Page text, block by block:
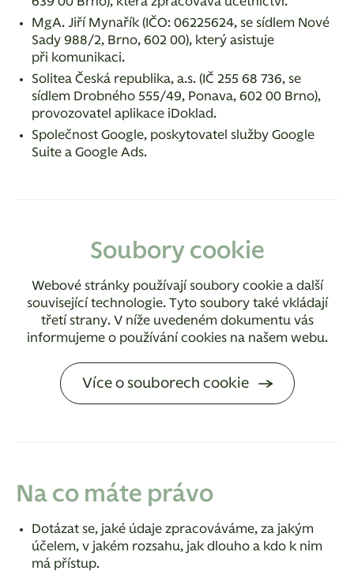
MgA. Jiří Mynařík (IČO: 06225624, se sídlem Nové
Sady 988/2, Brno, 602 00), který asistuje
při komunikaci.
Solitea Česká republika, a.s. (IČ 255 68 736, se
sídlem Drobného 555/49, Ponava, 602 00 Brno),
provozovatel aplikace iDoklad.
Společnost Google, poskytovatel služby Google
Suite a Google Ads.
Soubory cookie
Webové stránky používají soubory cookie a další
související technologie. Tyto soubory také vkládají
třetí strany. V níže uvedeném dokumentu vás
informujeme o používání cookies na našem webu.
Více o souborech cookie
Na co máte právo
Dotázat se, jaké údaje zpracováváme, za jakým
účelem, v jakém rozsahu, jak dlouho a kdo k nim
má přístup.